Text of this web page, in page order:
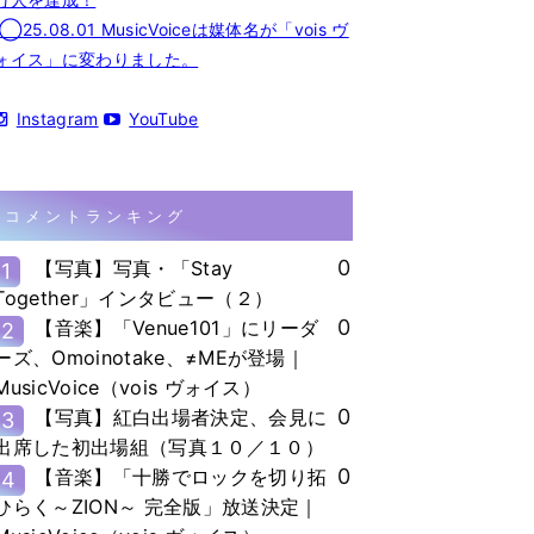
◯25.08.01 MusicVoiceは媒体名が「vois ヴ
イス」に変わりました。
Instagram YouTube
コメントランキング
1
【写真】写真・「Stay
」インタビュー（２）
0
2
【音楽】「Venue101」にリーダ
ズ、Omoinotake、≠MEが登場｜
（vois ヴォイス）
0
3
【写真】紅白出場者決定、会見に
席した初出場組（写真１０／１０）
0
4
【音楽】「十勝でロックを切り拓
らく～ZION～ 完全版」放送決定｜
0